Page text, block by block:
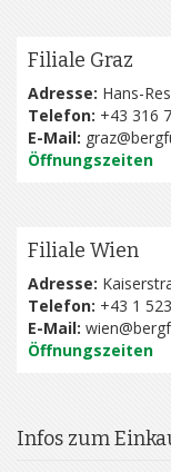
Filiale Graz
Adresse: Hans-
Telefon: +43 316
E-Mail:
Öffnungszeiten
Filiale Wien
Adresse:
Telefon: +43 1
E-Mail:
Öffnungszeiten
Infos zum